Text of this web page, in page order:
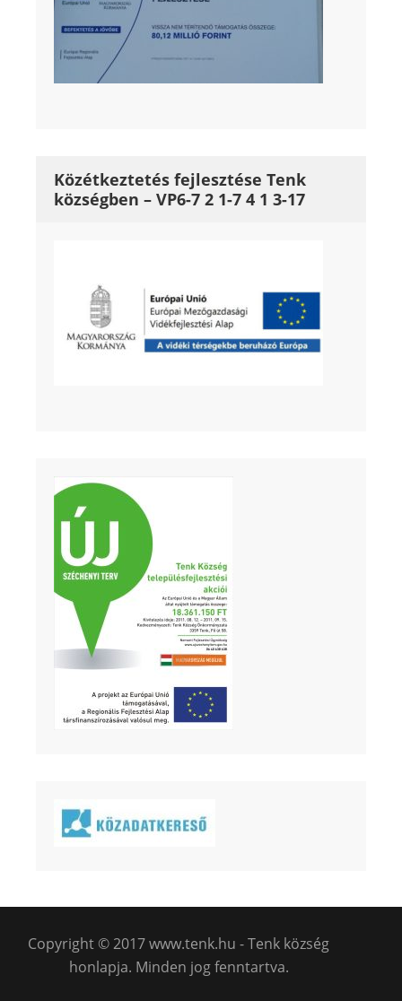
Közétkeztetés fejlesztése Tenk
községben – VP6-7 2 1-7 4 1 3-17
Copyright © 2017 www.tenk.hu - Tenk község
honlapja. Minden jog fenntartva.